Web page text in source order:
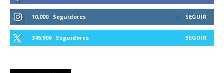
10,000 Seguidores SEGUIR
346,900 Seguidores SEGUIR